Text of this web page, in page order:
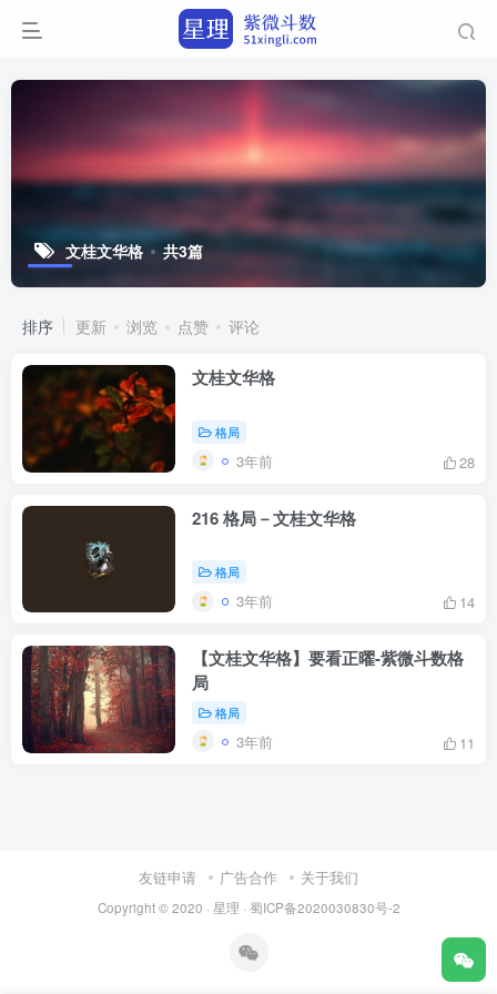
文桂文华格 共3篇
排序 更新 浏览 点赞 评论
文桂文华格
格局
3年前 28
216 格局－文桂文华格
格局
3年前 14
【文桂文华格】要看正曜-紫微斗数格
局
格局
3年前 11
友链申请 广告合作 关于我们
Copyright © 2020 · 星理 · 蜀ICP备2020030830号-2